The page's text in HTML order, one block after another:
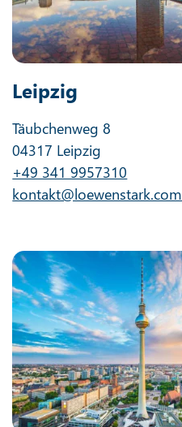
Leipzig
Täubchenweg 8
04317 Leipzig
+49 341 9957310
kontakt@loewenstark.com